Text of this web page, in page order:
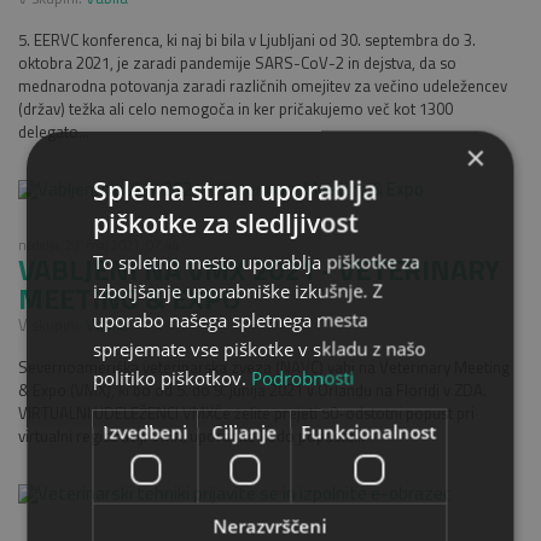
5. EERVC konferenca, ki naj bi bila v Ljubljani od 30. septembra do 3.
oktobra 2021, je zaradi pandemije SARS-CoV-2 in dejstva, da so
mednarodna potovanja zaradi različnih omejitev za večino udeležencev
(držav) težka ali celo nemogoča in ker pričakujemo več kot 1300
delegato...
nedelja, 23. maj 2021, 07:44
VABLJENI NA VMX 2021 - VETERINARY
MEETING & EXPO
V skupini:
Vabila
Severnoameriška veterinarska zveza (NAVC) vabi na Veterinary Meeting
& Expo (VMX), ki bo od 5. do 9. junija 2021 v Orlandu na Floridi v ZDA.
VIRTUALNI UDELEŽENCI VMXČe želite prejeti 50-odstotni popust pri
virtualni registraciji VMX, uporabite kodo popusta...
×
Spletna stran uporablja
piškotke za sledljivost
To spletno mesto uporablja piškotke za
izboljšanje uporabniške izkušnje. Z
uporabo našega spletnega mesta
sprejemate vse piškotke v skladu z našo
politiko piškotkov. Podrobnosti
Izvedbeni Ciljanje Funkcionalnost
Nerazvrščeni